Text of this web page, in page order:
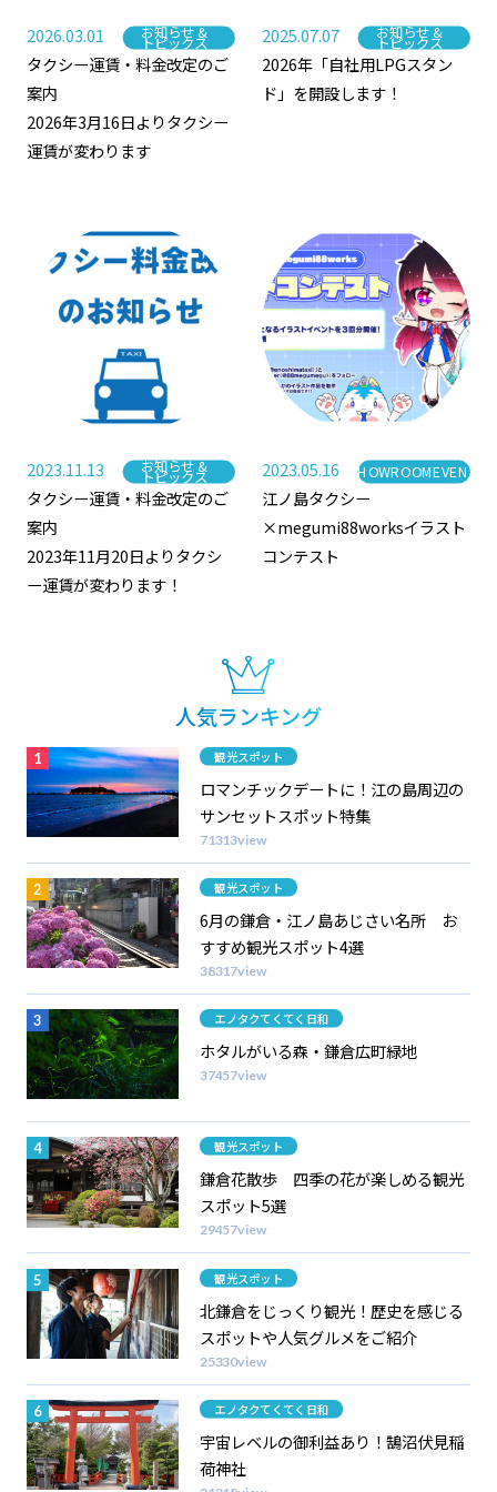
タクシー運賃・料金改定のご
案内
2026年3月16日よりタクシー
運賃が変わります
2026.03.01 カテゴリー
お知らせ &
トピックス
2026年「自社用LPGスタン
ド」を開設します！
2025.07.07 カテゴリー
お知らせ &
トピックス
タクシー運賃・料金改定のご
案内
2023年11月20日よりタクシ
ー運賃が変わります！
2023.11.13 カテゴリー
お知らせ &
トピックス
江ノ島タクシー
×megumi88worksイラスト
コンテスト
2023.05.16 カテゴリー
SHOWROOMEVENT
人気ランキング
ロマンチックデートに！江の島周辺の
サンセットスポット特集
71313view
カテゴリー
観光スポット
6月の鎌倉・江ノ島あじさい名所 お
すすめ観光スポット4選
38317view
カテゴリー
観光スポット
ホタルがいる森・鎌倉広町緑地
37457view
カテゴリー
エノタクてくてく日和
鎌倉花散歩 四季の花が楽しめる観光
スポット5選
29457view
カテゴリー
観光スポット
北鎌倉をじっくり観光！歴史を感じる
スポットや人気グルメをご紹介
25330view
カテゴリー
観光スポット
宇宙レベルの御利益あり！鵠沼伏見稲
荷神社
カテゴリー
エノタクてくてく日和